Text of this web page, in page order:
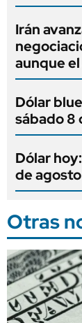
Irán
aunque
Dólar
sábado 8
Dólar
de agosto
Otras